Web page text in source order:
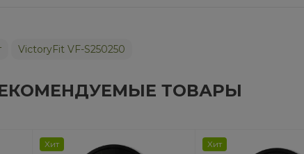
VictoryFit VF-S250250
ТОВАРЫ
Хит Хит